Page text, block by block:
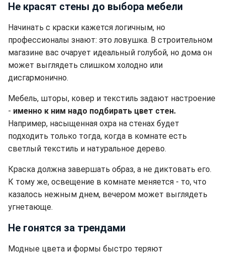
Не красят стены до выбора мебели
Начинать с краски кажется логичным, но
профессионалы знают: это ловушка. В строительном
магазине вас очарует идеальный голубой, но дома он
может выглядеть слишком холодно или
дисгармонично.
Мебель, шторы, ковер и текстиль задают настроение
- именно к ним надо подбирать цвет стен.
Например, насыщенная охра на стенах будет
подходить только тогда, когда в комнате есть
светлый текстиль и натуральное дерево.
Краска должна завершать образ, а не диктовать его.
К тому же, освещение в комнате меняется - то, что
казалось нежным днем, вечером может выглядеть
угнетающе.
Не гонятся за трендами
Модные цвета и формы быстро теряют